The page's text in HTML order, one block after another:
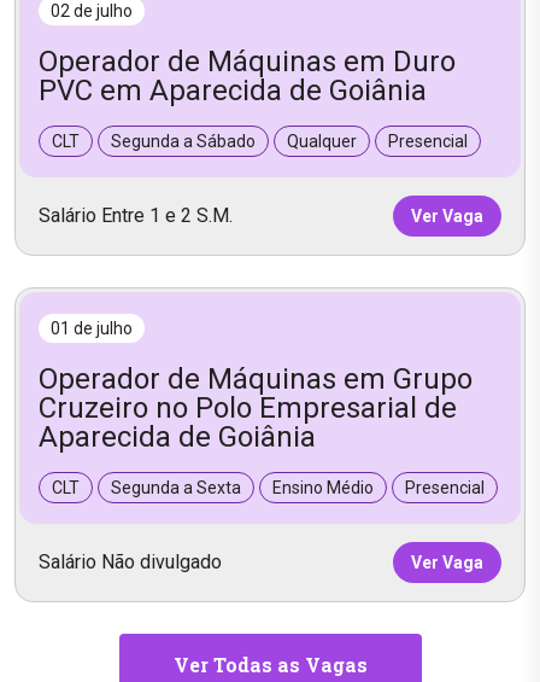
02 de julho
Operador de Máquinas em Duro
PVC em Aparecida de Goiânia
CLT Segunda a Sábado Qualquer Presencial
Salário Entre 1 e 2 S.M. Ver Vaga
01 de julho
Operador de Máquinas em Grupo
Cruzeiro no Polo Empresarial de
Aparecida de Goiânia
CLT Segunda a Sexta Ensino Médio Presencial
Salário Não divulgado Ver Vaga
Ver Todas as Vagas